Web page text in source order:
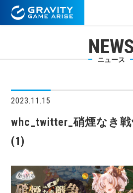
NEWS
ニュース
2023.11.15
whc_twitter_硝煙なき戦
(1)